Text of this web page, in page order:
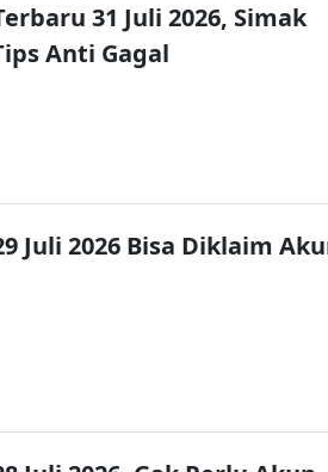
31 Juli 2026, Simak
Anti Gagal
Juli 2026 Bisa Diklaim